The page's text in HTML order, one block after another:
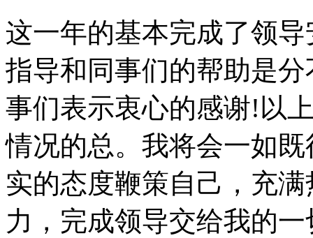
这一年的基本完成了领
指导和同事们的帮助是
事们表示衷心的感谢!以
情况的总。我将会一如
实的态度鞭策自己，充
力，完成领导交给我的